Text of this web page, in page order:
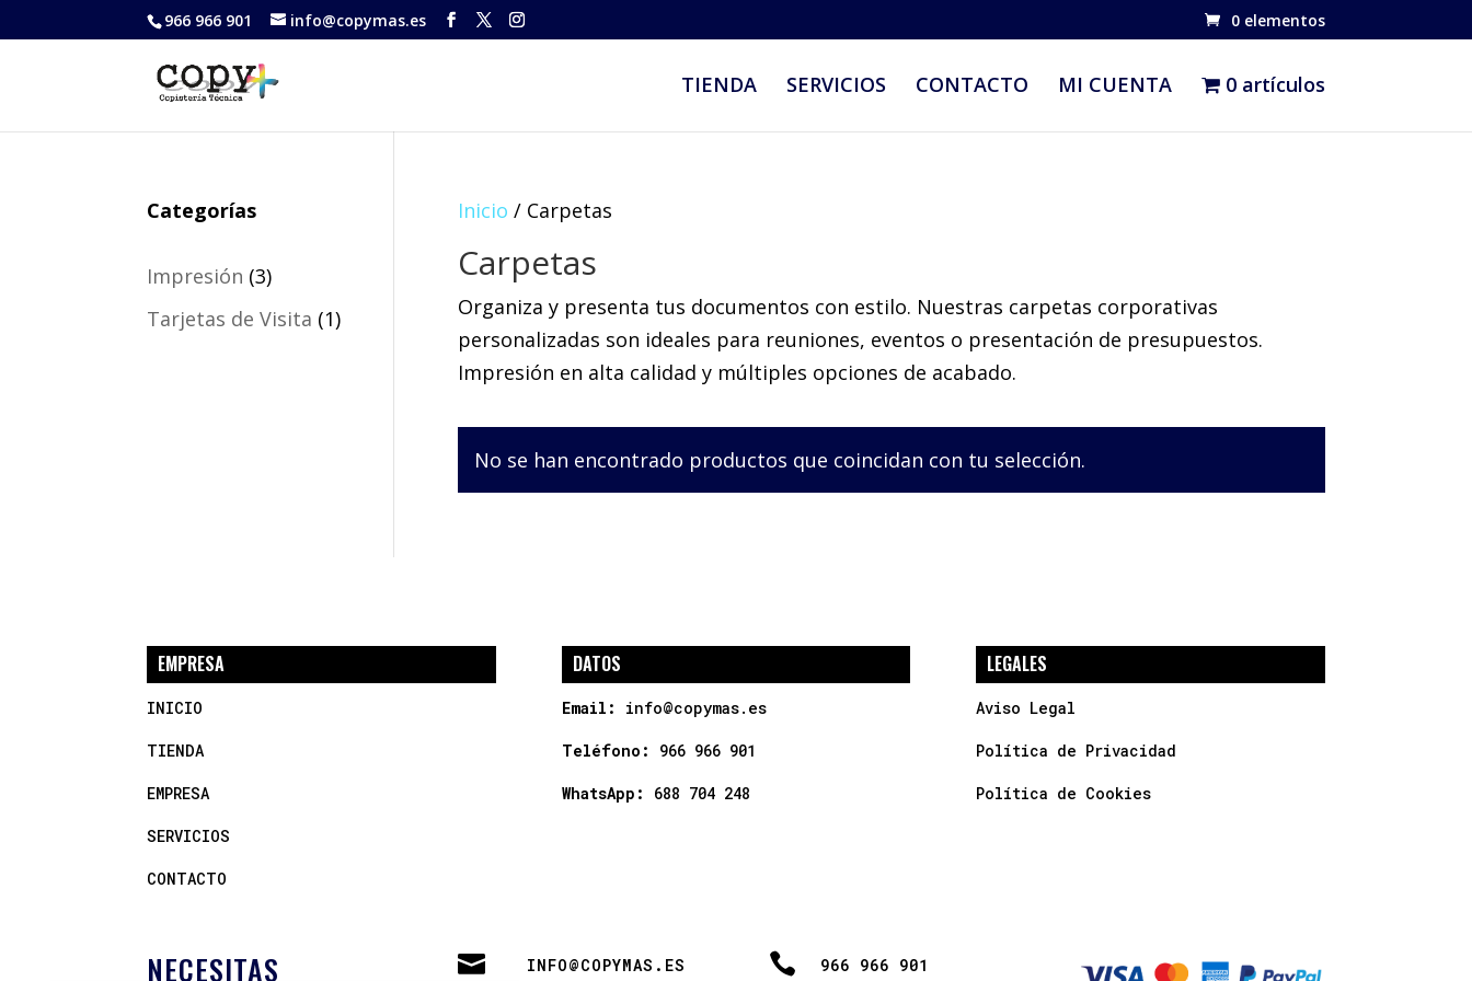
966 966 901 info@copymas.es 0 elementos
TIENDA SERVICIOS CONTACTO MI CUENTA 0 artículos
Inicio / Carpetas
Carpetas
Organiza y presenta tus documentos con estilo. Nuestras carpetas corporativas
personalizadas son ideales para reuniones, eventos o presentación de presupuestos.
Impresión en alta calidad y múltiples opciones de acabado.
No se han encontrado productos que coincidan con tu selección.
Categorías
Impresión 33
productos
Tarjetas de Visita 11
EMPRESA
INICIO
TIENDA
EMPRESA
SERVICIOS
CONTACTO
DATOS
Email: info@copymas.es
Teléfono: 966 966 901
WhatsApp: 688 704 248
LEGALES
Aviso Legal
Política de Privacidad
Política de Cookies
NECESITAS  INFO@COPYMAS.ES  966 966 901